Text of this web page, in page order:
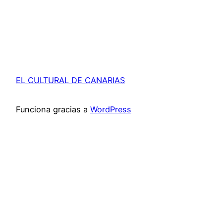
EL CULTURAL DE CANARIAS
Funciona gracias a WordPress